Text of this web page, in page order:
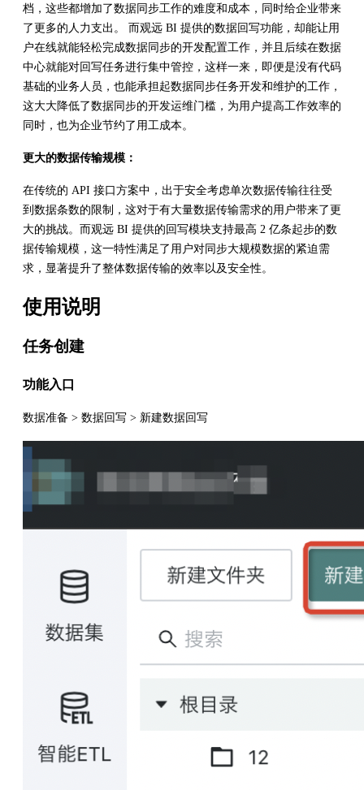
档，这些都增加了数据同步工作的难度和成本，同时给企业带来
了更多的人力支出。 而观远 BI 提供的数据回写功能，却能让用
户在线就能轻松完成数据同步的开发配置工作，并且后续在数据
中心就能对回写任务进行集中管控，这样一来，即便是没有代码
基础的业务人员，也能承担起数据同步任务开发和维护的工作，
这大大降低了数据同步的开发运维门槛，为用户提高工作效率的
同时，也为企业节约了用工成本。
更大的数据传输规模：
在传统的 API 接口方案中，出于安全考虑单次数据传输往往受
到数据条数的限制，这对于有大量数据传输需求的用户带来了更
大的挑战。而观远 BI 提供的回写模块支持最高 2 亿条起步的数
据传输规模，这一特性满足了用户对同步大规模数据的紧迫需
求，显著提升了整体数据传输的效率以及安全性。
使用说明
任务创建
功能入口
数据准备 > 数据回写 > 新建数据回写